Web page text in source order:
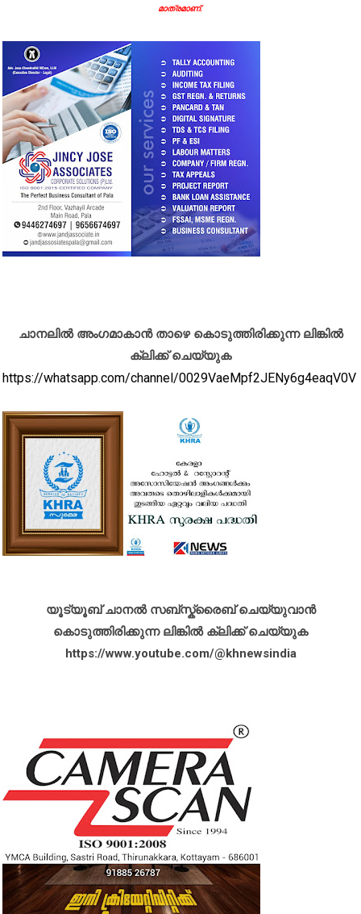
മാത്രമാണ്.
ചാനലിൽ അംഗമാകാൻ താഴെ കൊടുത്തിരിക്കുന്ന ലിങ്കിൽ
ക്ലിക്ക് ചെയ്യുക
https://whatsapp.com/channel/0029VaeMpf2JENy6g4eaqV0V
യൂട്യൂബ് ചാനൽ സബ്സ്ക്രൈബ് ചെയ്യുവാൻ
കൊടുത്തിരിക്കുന്ന ലിങ്കിൽ ക്ലിക്ക് ചെയ്യുക
https://www.youtube.com/@khnewsindia